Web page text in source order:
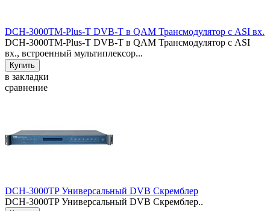
DCH-3000TM-Plus-T DVB-T в QAM Трансмодулятор с ASI вх.
DCH-3000TM-Plus-T DVB-T в QAM Трансмодулятор с ASI
вх., встроенный мультиплексор...
в закладки
сравнение
DCH-3000TP Универсальный DVB Скремблер
DCH-3000TP Универсальный DVB Скремблер..